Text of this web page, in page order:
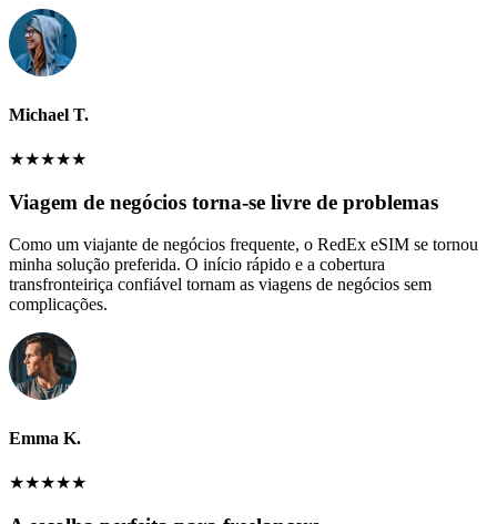
Michael T.
★★★★★
Viagem de negócios torna-se livre de problemas
Como um viajante de negócios frequente, o RedEx eSIM se tornou
minha solução preferida. O início rápido e a cobertura
transfronteiriça confiável tornam as viagens de negócios sem
complicações.
Emma K.
★★★★★